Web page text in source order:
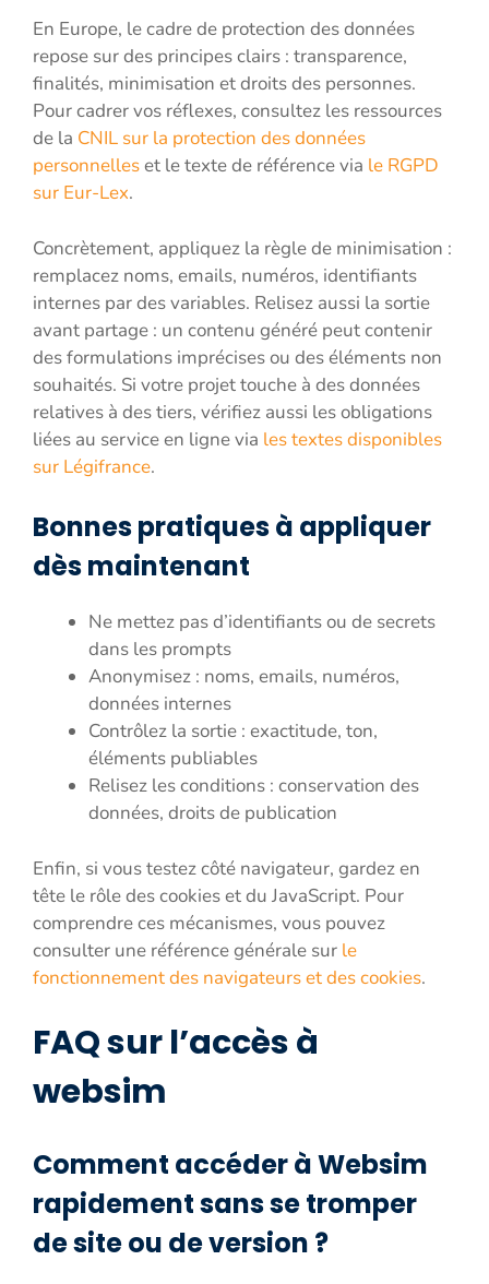
En Europe, le cadre de protection des données
repose sur des principes clairs : transparence,
finalités, minimisation et droits des personnes.
Pour cadrer vos réflexes, consultez les ressources
de la CNIL sur la protection des données
personnelleset le texte de référence via le RGPD
sur Eur-Lex.
Concrètement, appliquez la règle de minimisation :
remplacez noms, emails, numéros, identifiants
internes par des variables. Relisez aussi la sortie
avant partage : un contenu généré peut contenir
des formulations imprécises ou des éléments non
souhaités. Si votre projet touche à des données
relatives à des tiers, vérifiez aussi les obligations
liées au service en ligne via les textes disponibles
sur Légifrance.
Bonnes pratiques à appliquer
dès maintenant
Ne mettez pas d’identifiants ou de secrets
dans les prompts
Anonymisez : noms, emails, numéros,
données internes
Contrôlez la sortie : exactitude, ton,
éléments publiables
Relisez les conditions : conservation des
données, droits de publication
Enfin, si vous testez côté navigateur, gardez en
tête le rôle des cookies et du JavaScript. Pour
comprendre ces mécanismes, vous pouvez
consulter une référence générale sur le
fonctionnement des navigateurs et des cookies.
FAQ sur l’accès à
websim
Comment accéder à Websim
rapidement sans se tromper
de site ou de version ?